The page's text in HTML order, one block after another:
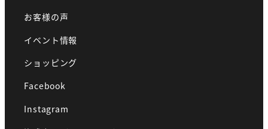
お客様の声
イベント情報
ショッピング
Facebook
Instagram